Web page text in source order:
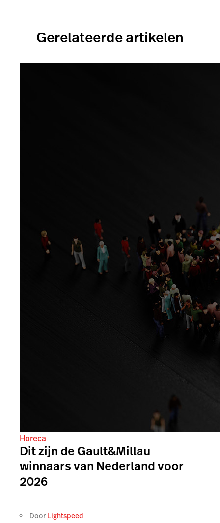
Lightspeed
Al 15 jaar ondersteunt Lightspeed zelfstandige
retailers en horeca ondernemers met de tools en
informatie die ze nodig hebben om hun onderneming
op te zetten, te onderhouden, en uit te breiden.
Gerelateerde artikelen